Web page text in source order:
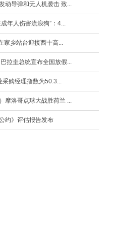
动导弹和无人机袭击 致...
年人伤害流浪狗”：4...
家乡站台迎接西十高...
拉圭总统宣布全国放假...
采购经理指数为50.3...
摩洛哥点球大战胜荷兰 ...
约》评估报告发布